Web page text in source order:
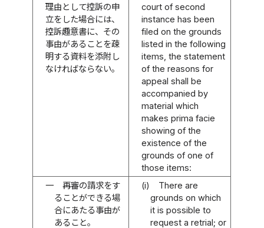
理由として控訴の申
立をした場合には、
控訴趣意書に、その
事由があることを疎
明する資料を添附し
なければならない。
court of second
instance has been
filed on the grounds
listed in the following
items, the statement
of the reasons for
appeal shall be
accompanied by
material which
makes prima facie
showing of the
existence of the
grounds of one of
those items:
一
再審の請求をす
ることができる場
合にあたる事由が
あること。
(i)
There are
grounds on which
it is possible to
request a retrial; or